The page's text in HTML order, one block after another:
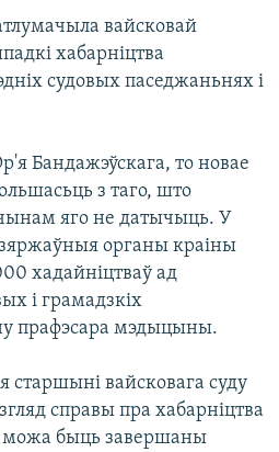
вайсковай
хабарніцтва
судовых паседжаньнях і
Бандажэўскага, то новае
з таго, што
чынам яго не датычыць. У
органы краіны
хадайніцтваў ад
і грамадзкіх
прафэсара мэдыцыны.
старшыні вайсковага суду
справы пра хабарніцтва
быць завершаны